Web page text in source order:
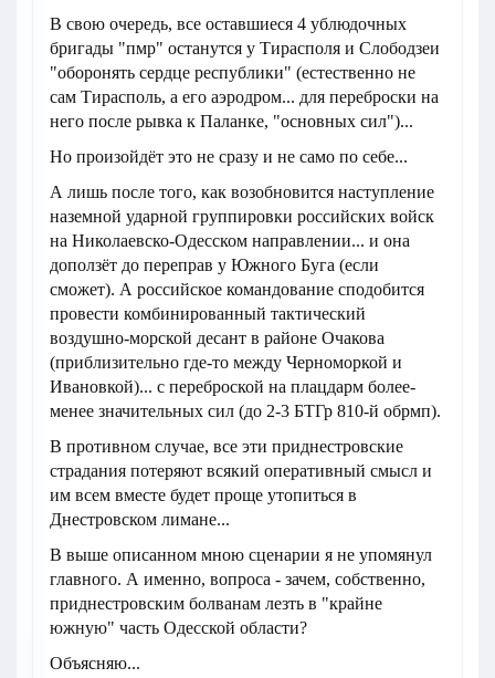
В свою очередь, все оставшиеся 4 ублюдочных
бригады "пмр" останутся у Тирасполя и Слободзеи
"оборонять сердце республики" (естественно не
сам Тирасполь, а его аэродром... для переброски на
него после рывка к Паланке, "основных сил")...
Но произойдёт это не сразу и не само по себе...
А лишь после того, как возобновится наступление
наземной ударной группировки российских войск
на Николаевско-Одесском направлении... и она
доползёт до переправ у Южного Буга (если
сможет). А российское командование сподобится
провести комбинированный тактический
воздушно-морской десант в районе Очакова
(приблизительно где-то между Черноморкой и
Ивановкой)... с переброской на плацдарм более-
менее значительных сил (до 2-3 БТГр 810-й обрмп).
В противном случае, все эти приднестровские
страдания потеряют всякий оперативный смысл и
им всем вместе будет проще утопиться в
Днестровском лимане...
В выше описанном мною сценарии я не упомянул
главного. А именно, вопроса - зачем, собственно,
приднестровским болванам лезть в "крайне
южную" часть Одесской области?
Объясняю...